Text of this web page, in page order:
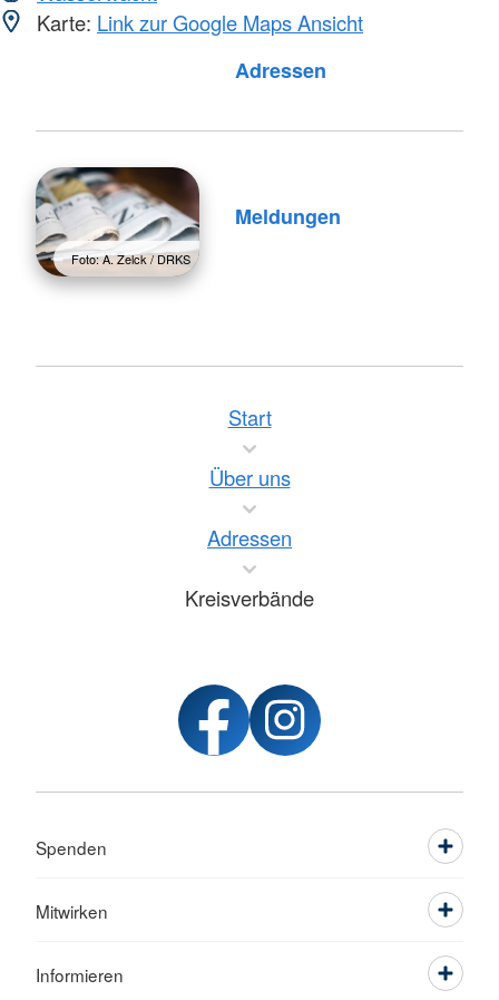
Karte: Link zur Google Maps Ansicht
Adressen
Foto: A. Zelck / DRKS
Meldungen
Start
Über uns
Adressen
Kreisverbände
Spenden
Mitwirken
Informieren